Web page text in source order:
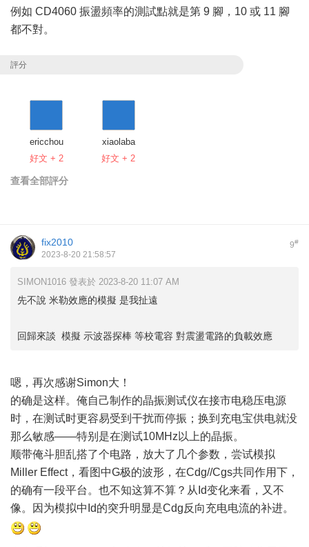
例如 CD4060 振盪頻率的測試點就是第 9 腳，10 或 11 腳
都不對。
評分
ericchou
好文 + 2
xiaolaba
好文 + 2
查看全部評分
9#
fix2010
2023-8-20 21:58:57
SIMON1016 發表於 2023-8-20 11:07 AM
先不說 米勒效應的模擬 是我扯遠
回歸來談 模擬 示波器探棒 等校電容 對震盪電路的負載效應
嗯，再次感谢Simon大！
的确是这样。俺自己制作的晶振测试仪在接市电稳压电源
时，在测试时更容易受到干扰而停振；换到充电宝供电就没
那么敏感——特别是在测试10MHz以上的晶振。
顺带俺斗胆乱搭了个电路，放大了几个参数，尝试模拟
Miller Effect，看图中G极的波形，在Cdg//Cgs共同作用下，
的确有一段平台。也不知这算不算？从Id变化来看，又不
像。因为模拟中Id的突升明显是Cdg反向充电电流的补进。